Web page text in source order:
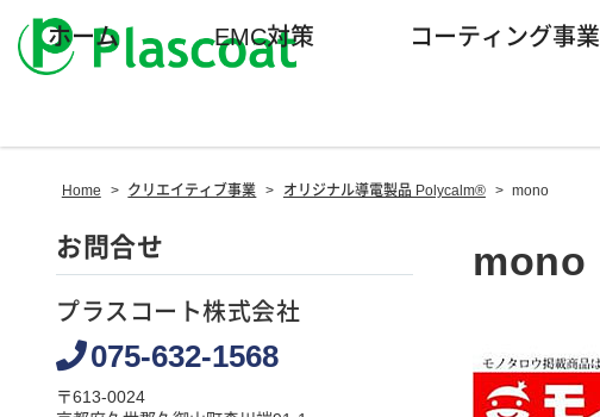
ホーム EMC対策 コーティング事業
Home > クリエイティブ事業 > オリジナル導電製品 Polycalm® > mono
mono
お問合せ
プラスコート株式会社
075-632-1568
〒613-0024